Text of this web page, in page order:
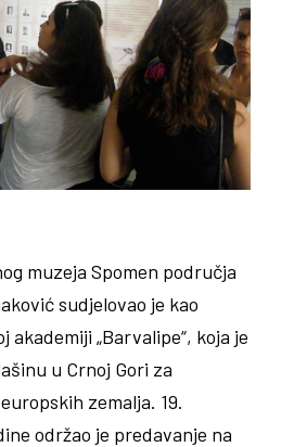
muzeja Spomen područja
sudjelovao je kao
akademiji „Barvalipe“, koja je
u Crnoj Gori za
zemalja. 19.
održao je predavanje na